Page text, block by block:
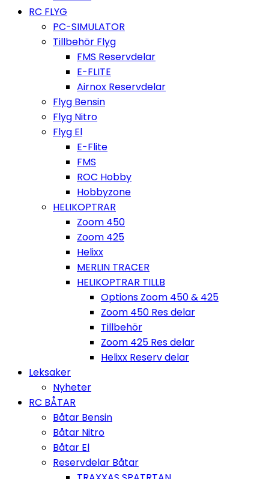
RC FLYG
PC-SIMULATOR
Tillbehör Flyg
FMS Reservdelar
E-FLITE
Airnox Reservdelar
Flyg Bensin
Flyg Nitro
Flyg El
E-Flite
FMS
ROC Hobby
Hobbyzone
HELIKOPTRAR
Zoom 450
Zoom 425
Helixx
MERLIN TRACER
HELIKOPTRAR TILLB
Options Zoom 450 & 425
Zoom 450 Res delar
Tillbehör
Zoom 425 Res delar
Helixx Reserv delar
Leksaker
Nyheter
RC BÅTAR
Båtar Bensin
Båtar Nitro
Båtar El
Reservdelar Båtar